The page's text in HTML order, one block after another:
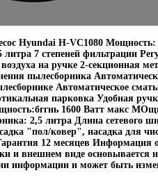
Hyundai H-VC1080 Мощность:
7 степеней фильтрации
на ручке 2-секционная
пылесборника
Автоматическое
парковка Удобная
1600 Ватт макс
2,5 литра Длина сетевого
"пол/ковер", насадка для
12 месяцев Информация
и внешнем виде основывается
информации и может быть